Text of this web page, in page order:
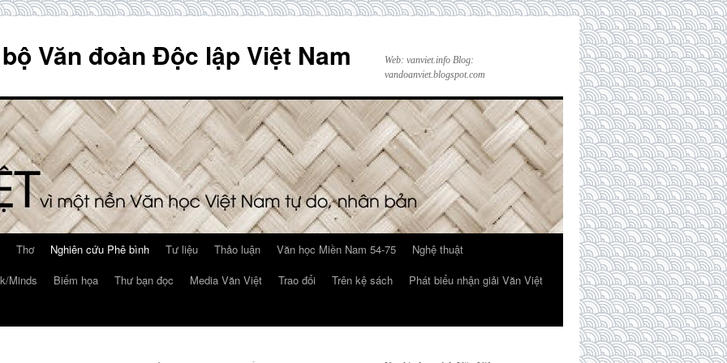
Văn đoàn Độc lập Việt Nam
Web: vanviet.info Blog:
vandoanviet.blogspot.com
Thơ Nghiên cứu Phê bình Tư liệu Thảo luận Văn học Miền Nam 54-75
Nghệ thuật
Minds Biếm họa Thư bạn đọc Media Văn Việt Trao đổi Trên kệ sách
Phát biểu nhận giải Văn Việt